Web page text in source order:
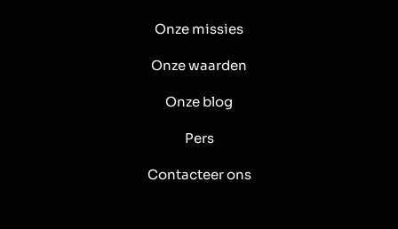
Onze missies
Onze waarden
Onze blog
Pers
Contacteer ons